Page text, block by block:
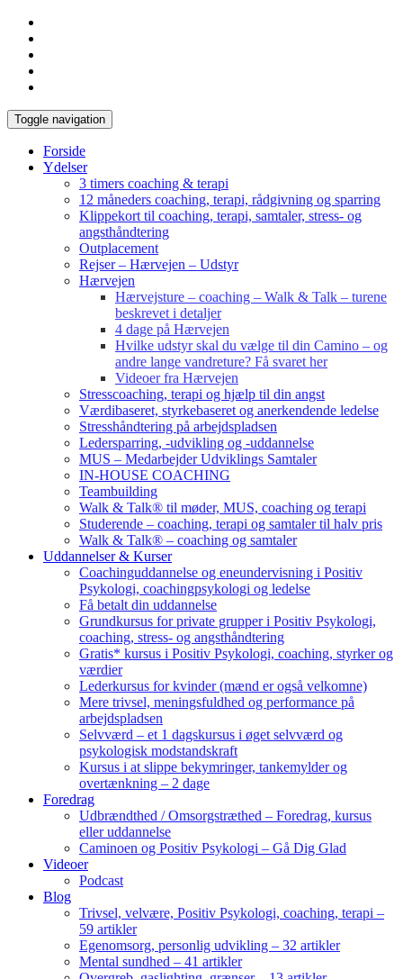
Toggle navigation
Forside
Ydelser
3 timers coaching & terapi
12 måneders coaching, terapi, rådgivning og sparring
Klippekort til coaching, terapi, samtaler, stress- og
angsthåndtering
Outplacement
Rejser – Hærvejen – Udstyr
Hærvejen
Hærvejsture – coaching – Walk & Talk – turene
beskrevet i detaljer
4 dage på Hærvejen
Hvilke udstyr skal du vælge til din Camino – og
andre lange vandreture? Få svaret her
Videoer fra Hærvejen
Stresscoaching, terapi og hjælp til din angst
Værdibaseret, styrkebaseret og anerkendende ledelse
Stresshåndtering på arbejdspladsen
Ledersparring, -udvikling og -uddannelse
MUS – Medarbejder Udviklings Samtaler
IN-HOUSE COACHING
Teambuilding
Walk & Talk® til møder, MUS, coaching og terapi
Studerende – coaching, terapi og samtaler til halv pris
Walk & Talk® – coaching og samtaler
Uddannelser & Kurser
Coachinguddannelse og eneundervisning i Positiv
Psykologi, coachingpsykologi og ledelse
Få betalt din uddannelse
Grundkursus for private grupper i Positiv Psykologi,
coaching, stress- og angsthåndtering
Gratis* kursus i Positiv Psykologi, coaching, styrker og
værdier
Lederkursus for kvinder (mænd er også velkomne)
Mere trivsel, meningsfuldhed og performance på
arbejdspladsen
Selvværd – et 1 dagskursus i øget selvværd og
psykologisk modstandskraft
Kursus i at slippe bekymringer, tankemylder og
overtænkning – 2 dage
Foredrag
Udbrændthed / Omsorgstræthed – Foredrag, kursus
eller uddannelse
Caminoen og Positiv Psykologi – Gå Dig Glad
Videoer
Podcast
Blog
Trivsel, velvære, Positiv Psykologi, coaching, terapi –
59 artikler
Egenomsorg, personlig udvikling – 32 artikler
Mental sundhed – 41 artikler